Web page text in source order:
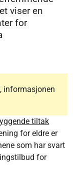
viser en
for
informasjonen
tiltak
for eldre er
som har svart
for